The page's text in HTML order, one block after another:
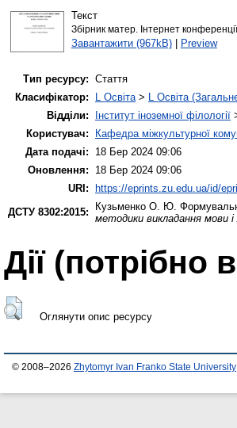
Текст
Збірник матер. Інтернет
Завантажити (967kB)| Preview
Тип ресурсу: Стаття
Класифікатор:
L Освіта> L Освіта
Відділи:
Інститут іноземної філології
Користувач:
Кафедра міжкультурної
Дата подачі:
18 Бер 2024 09:06
Оновлення:
18 Бер 2024 09:06
URI:
https://eprints.zu.edu.ua/id/
ДСТУ 8302:2015:
Кузьменко О. Ю.
методики викладання мови
Дії ​​(потрібно
Оглянути опис ресурсу
© 2008–2026 Zhytomyr Ivan Franko State University